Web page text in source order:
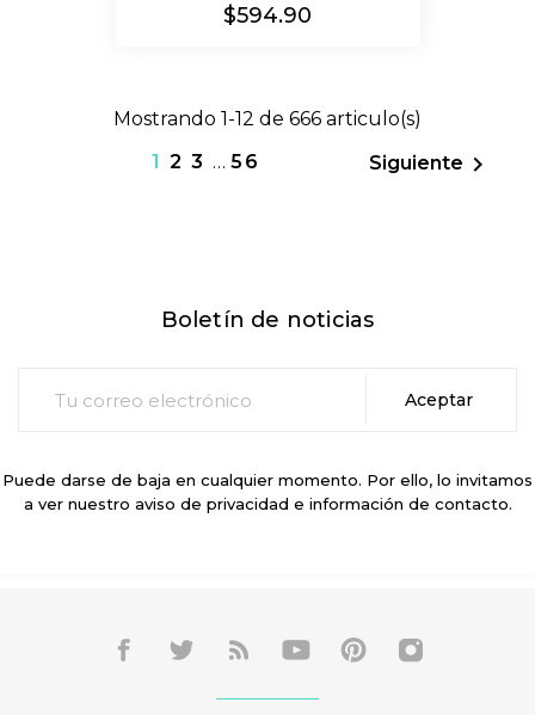
Precio
$594.90
Mostrando 1-12 de 666 articulo(s)
1 2 3 … 56 Siguiente 
Boletín de noticias
Puede darse de baja en cualquier momento. Por ello, lo invitamos
a ver nuestro aviso de privacidad e información de contacto.